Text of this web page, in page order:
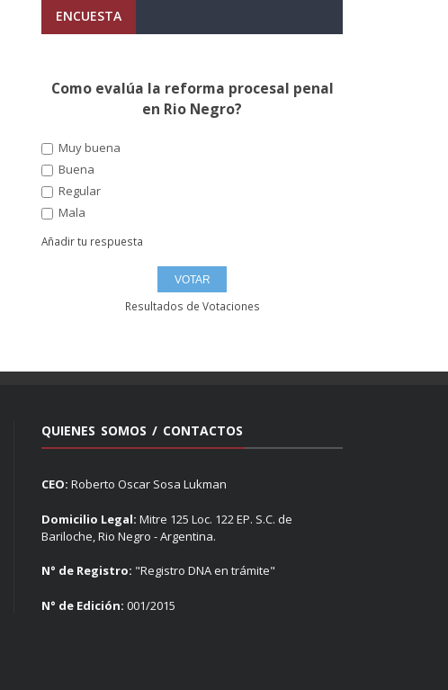
ENCUESTA
Como evalúa la reforma procesal penal
en Rio Negro?
Muy buena
Buena
Regular
Mala
Añadir tu respuesta
Resultados de Votaciones
QUIENES SOMOS / CONTACTOS
CEO: Roberto Oscar Sosa Lukman
Domicilio Legal: Mitre 125 Loc. 122 EP. S.C. de
Bariloche, Rio Negro - Argentina.
N° de Registro: "Registro DNA en trámite"
N° de Edición: 001/2015